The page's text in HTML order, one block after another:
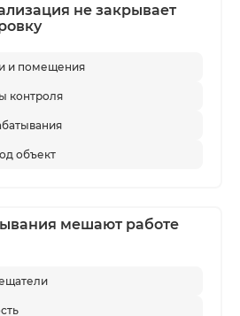
не закрывает
и помещения
контроля
объект
мешают работе